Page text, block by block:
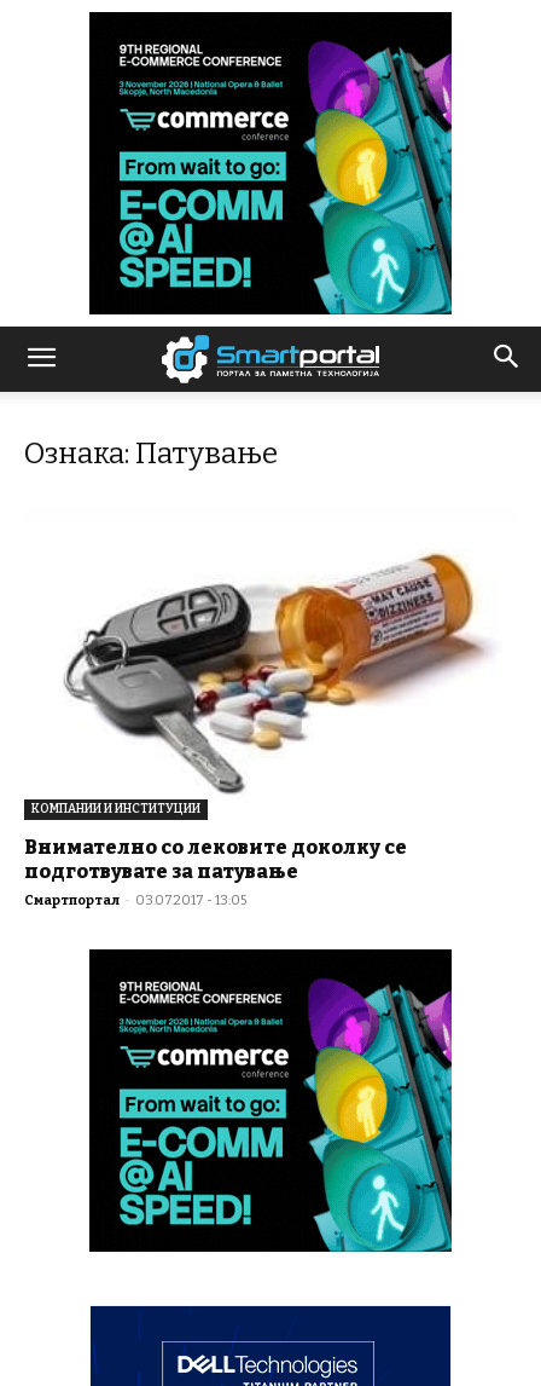
Ознака: Патување
КОМПАНИИ И ИНСТИТУЦИИ
Внимателно со лековите доколку се
подготвувате за патување
Смартпортал - 03.07.2017 - 13:05